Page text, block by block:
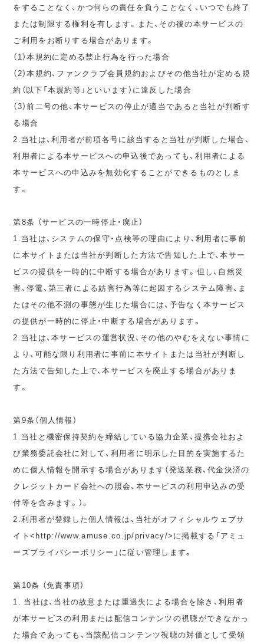
をすることなく、かつ何らの責任を負うことなく、いつでも終了
または制限する権利を有します。また、その後の本サービスの
ご利用をお断りする場合があります。
（1）本規約に定める禁止行為を行った場合
（2）本規約、ファンクラブ会員規約およびその他当社が定める規
約（以下「本規約等」といいます）に違反した場合
（3）前二号の他、本サービスの停止が適当であると当社が判断す
る場合
2.当社は、利用者が前項各号に該当すると当社が判断した場合、
利用者による本サービスへの申込後であっても、利用者による
本サービスへの申込みを無効化することができるものとしま
す。
第8条 （サービスの一時停止・廃止）
1.当社は、システムの保守・点検等の理由により、利用者に事前
に本サイトまたは当社が判断した方法で告知した上で、本サー
ビスの提供を一時的に中断する場合があります。但し、自然災
害、停電、第三者による妨害行為等に起因するシステム障害、ま
たはその他不測の事態が生じた場合には、予告なく本サービス
の提供が一時的に停止・中断する場合があります。
2.当社は、本サービスの運営状況、その他のやむをえない事情に
より、可能な限り利用者に事前に本サイトまたは当社が判断し
た方法で告知した上で、本サービスを廃止する場合がありま
す。
第9条（個人情報）
1.当社と機密保持契約を締結している協力企業、提携会社およ
び業務委託会社に対して、利用者に明示した目的を実施するた
めに個人情報を開示する場合があります（発送業務、代金決済の
クレジットカード会社への照会、本サービスの利用申込みの受
付等を含みます。）。
2.利用者が登録した個人情報は、当社がオフィシャルウェブサ
イト<http://www.amuse.co.jp/privacy/>に掲載する「アミュ
ーズプライバシーポリシー」に従い管理します。
第10条 （免責事項）
1. 当社は、当社の故意または重過失による場合を除き、利用者
が本サービスの利用または配信コンテンツの視聴ができなかっ
た場合であっても、当該配信コンテンツ視聴の対価として受領